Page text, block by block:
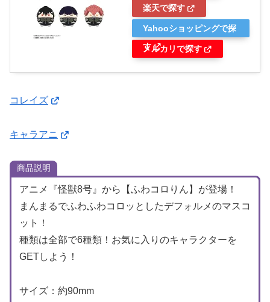
楽天で探す
Yahooショッピングで探
す
メルカリで探す
コレイズ
キャラアニ
商品説明
アニメ『怪獣8号』から【ふわコロりん】が登場！
まんまるでふわふわコロッとしたデフォルメのマスコ
ット！
種類は全部で6種類！お気に入りのキャラクターを
GETしよう！
サイズ：約90mm